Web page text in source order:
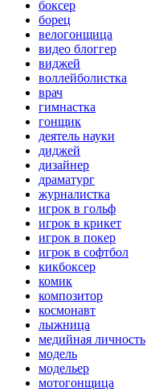
боксер
борец
велогонщица
видео блоггер
виджей
воллейболистка
врач
гимнастка
гонщик
деятель науки
диджей
дизайнер
драматург
журналистка
игрок в гольф
игрок в крикет
игрок в покер
игрок в софтбол
кикбоксер
комик
композитор
космонавт
лыжница
медийная личность
модель
модельер
мотогонщица